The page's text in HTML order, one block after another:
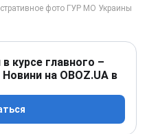
курсе главного –
на OBOZ.UA в